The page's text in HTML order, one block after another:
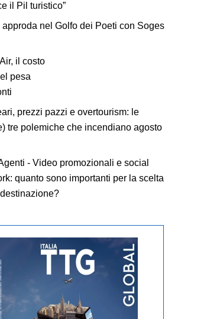
il Pil turistico”
approda nel Golfo dei Poeti con Soges
il costo
pesa
prezzi pazzi e overtourism: le
tre polemiche che incendiano agosto
- Video promozionali e social
quanto sono importanti per la scelta